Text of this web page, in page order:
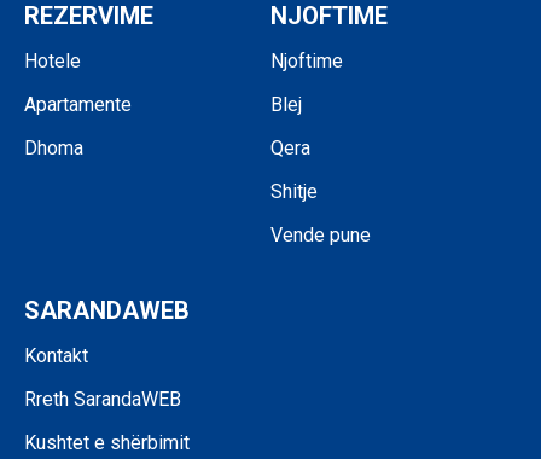
REZERVIME
Hotele
Apartamente
Dhoma
NJOFTIME
Njoftime
Blej
Qera
Shitje
Vende pune
SARANDAWEB
Kontakt
Rreth SarandaWEB
Kushtet e shërbimit